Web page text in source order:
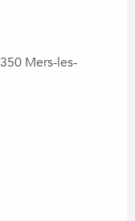
Mers-les-